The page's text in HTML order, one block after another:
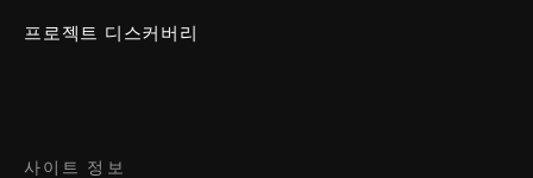
프로젝트 디스커버리
사이트 정보